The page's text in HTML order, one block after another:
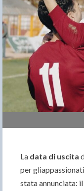
La data di uscita
per
stata annunciata: